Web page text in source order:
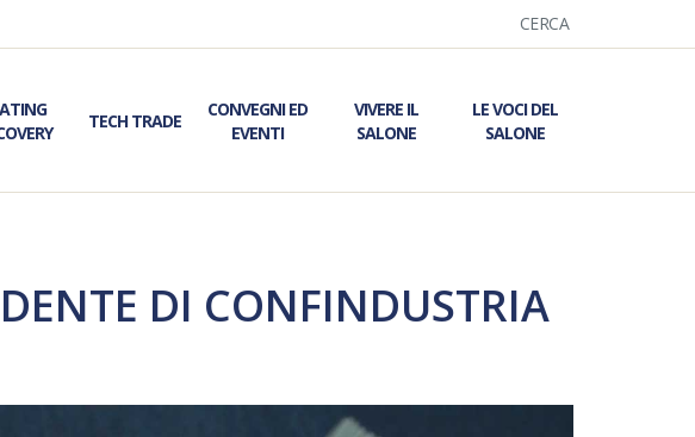
CERCA
TECH TRADE
CONVEGNI ED
EVENTI
VIVERE IL
SALONE
LE VOCI DEL
SALONE
DI CONFINDUSTRIA